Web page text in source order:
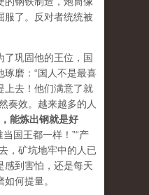
服了。反对者统统被
了巩固他的王位，国
琢磨：“国人不是最喜
上去！他们满意了就
奏效。越来越多的人
能炼出钢就是好
国王都一样！”“产
，矿坑地牢中的人已
感到害怕，还是每天
何提量。